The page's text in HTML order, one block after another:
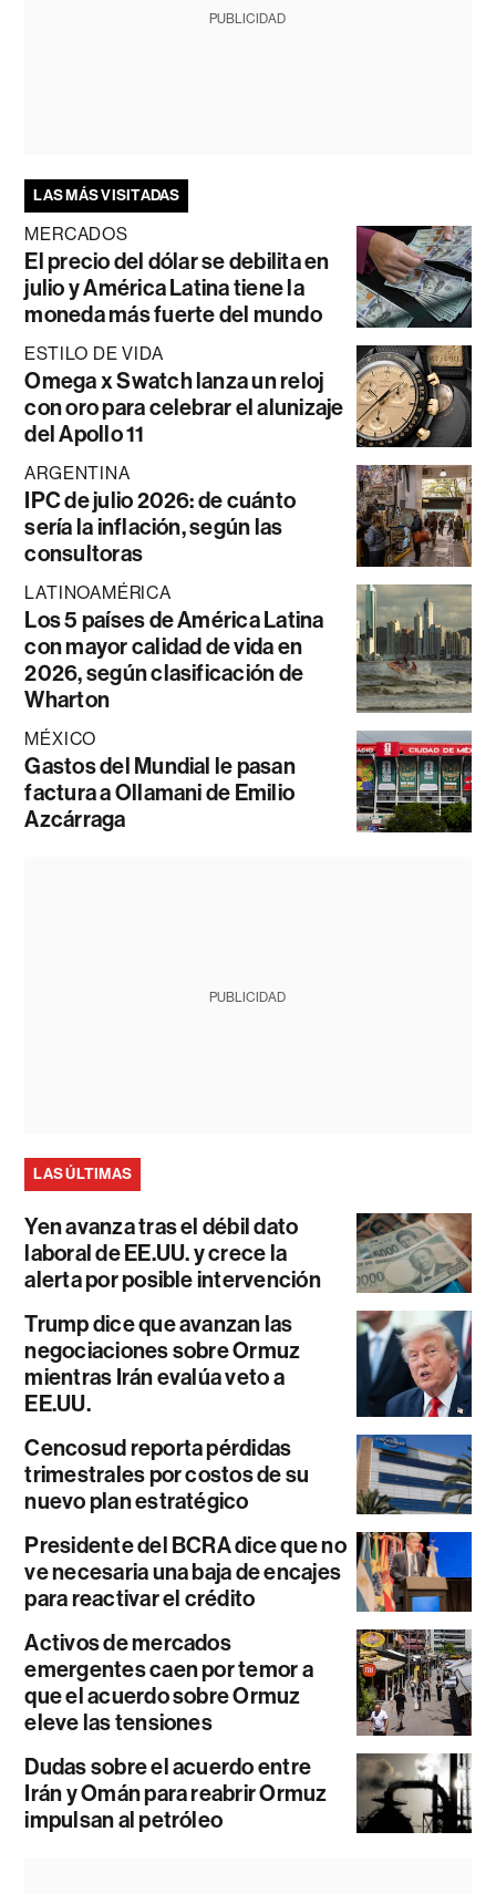
PUBLICIDAD
LAS MÁS VISITADAS
MERCADOS
El precio del dólar se debilita en
julio y América Latina tiene la
moneda más fuerte del mundo
ESTILO DE VIDA
Omega x Swatch lanza un reloj
con oro para celebrar el alunizaje
del Apollo 11
ARGENTINA
IPC de julio 2026: de cuánto
sería la inflación, según las
consultoras
LATINOAMÉRICA
Los 5 países de América Latina
con mayor calidad de vida en
2026, según clasificación de
Wharton
MÉXICO
Gastos del Mundial le pasan
factura a Ollamani de Emilio
Azcárraga
PUBLICIDAD
LAS ÚLTIMAS
Yen avanza tras el débil dato
laboral de EE.UU. y crece la
alerta por posible intervención
Trump dice que avanzan las
negociaciones sobre Ormuz
mientras Irán evalúa veto a
EE.UU.
Cencosud reporta pérdidas
trimestrales por costos de su
nuevo plan estratégico
Presidente del BCRA dice que no
ve necesaria una baja de encajes
para reactivar el crédito
Activos de mercados
emergentes caen por temor a
que el acuerdo sobre Ormuz
eleve las tensiones
Dudas sobre el acuerdo entre
Irán y Omán para reabrir Ormuz
impulsan al petróleo